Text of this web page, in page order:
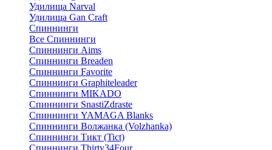
Удилища Narval
Удилища Gan Craft
Спиннинги
Все Спиннинги
Спиннинги Aims
Спиннинги Breaden
Спиннинги Favorite
Спиннинги Graphiteleader
Спиннинги MIKADO
Спиннинги SnastiZdraste
Спиннинги YAMAGA Blanks
Спиннинги Волжанка (Volzhanka)
Спиннинги Тикт (Tict)
Спиннинги Thirty34Four